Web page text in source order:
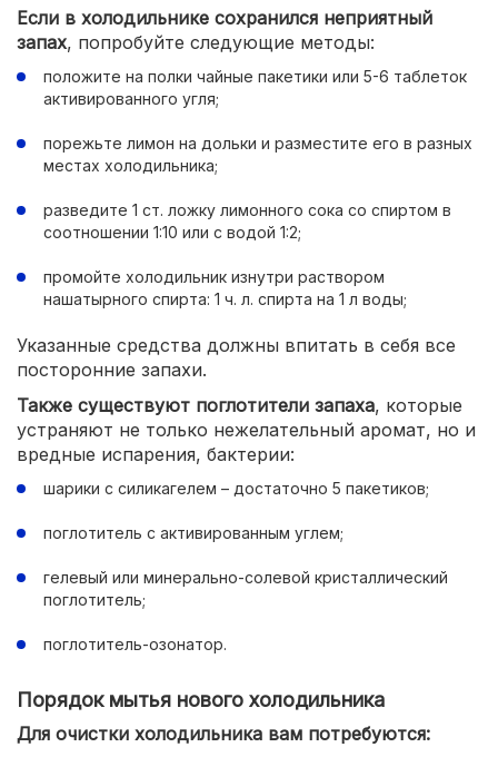
Если в холодильнике сохранился неприятный
запах, попробуйте следующие методы:
положите на полки чайные пакетики или 5-6 таблеток
активированного угля;
порежьте лимон на дольки и разместите его в разных
местах холодильника;
разведите 1 ст. ложку лимонного сока со спиртом в
соотношении 1:10 или с водой 1:2;
промойте холодильник изнутри раствором
нашатырного спирта: 1 ч. л. спирта на 1 л воды;
Указанные средства должны впитать в себя все
посторонние запахи.
Также существуют поглотители запаха, которые
устраняют не только нежелательный аромат, но и
вредные испарения, бактерии:
шарики с силикагелем – достаточно 5 пакетиков;
поглотитель с активированным углем;
гелевый или минерально-солевой кристаллический
поглотитель;
поглотитель-озонатор.
Порядок мытья нового холодильника
Для очистки холодильника вам потребуются: